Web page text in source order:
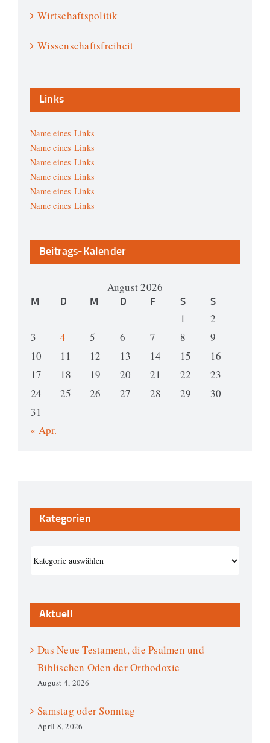
Wirtschaftspolitik
Wissenschaftsfreiheit
Links
Name eines Links
Name eines Links
Name eines Links
Name eines Links
Name eines Links
Name eines Links
Beitrags-Kalender
August 2026
M D M D F S S
1
2
3
4 5 6 7 8
9
10
11 12 13 14 15
16
17
18 19 20 21 22
23
24
25 26 27 28 29
30
31
« Apr.
Kategorien
Aktuell
Das Neue Testament, die Psalmen und
Biblischen Oden der Orthodoxie
August 4, 2026
Samstag oder Sonntag
April 8, 2026